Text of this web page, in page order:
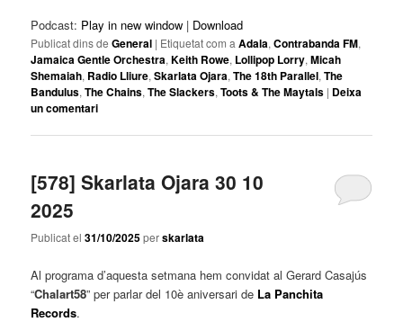
Podcast: Play in new window | Download
Publicat dins de General | Etiquetat com a Adala,Contrabanda FM,
Jamaica Gentle Orchestra,Keith Rowe, Lollipop Lorry,Micah
Shemaiah, Radio Lliure,Skarlata Ojara,The 18th Parallel,The
Bandulus,The Chains,The Slackers,Toots & The Maytals | Deixa
un comentari
[578] Skarlata Ojara 30 10
2025
Publicat el31/10/2025perskarlata
Al programa d’aquesta setmana hem convidat al Gerard Casajús
“Chalart58” per parlar del 10è aniversari de La Panchita
Records.